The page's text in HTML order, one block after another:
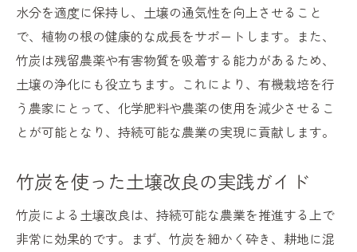
水分を適度に保持し、土壌の通気性を向上させること
で、植物の根の健康的な成長をサポートします。また、
竹炭は残留農薬や有害物質を吸着する能力があるため、
土壌の浄化にも役立ちます。これにより、有機栽培を行
う農家にとって、化学肥料や農薬の使用を減少させるこ
とが可能となり、持続可能な農業の実現に貢献します。
竹炭を使った土壌改良の実践ガイド
竹炭による土壌改良は、持続可能な農業を推進する上で
非常に効果的です。まず、竹炭を細かく砕き、耕地に混